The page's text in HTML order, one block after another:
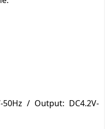
/ Output: DC4.2V-